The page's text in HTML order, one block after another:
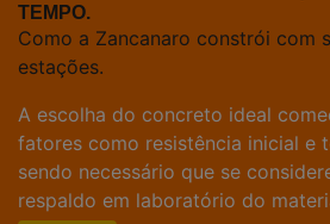
TEMPO.
Como a Zancanaro constrói com
estações.
A escolha do concreto ideal
fatores como resistência inicial e
sendo necessário que se
respaldo em laboratório do